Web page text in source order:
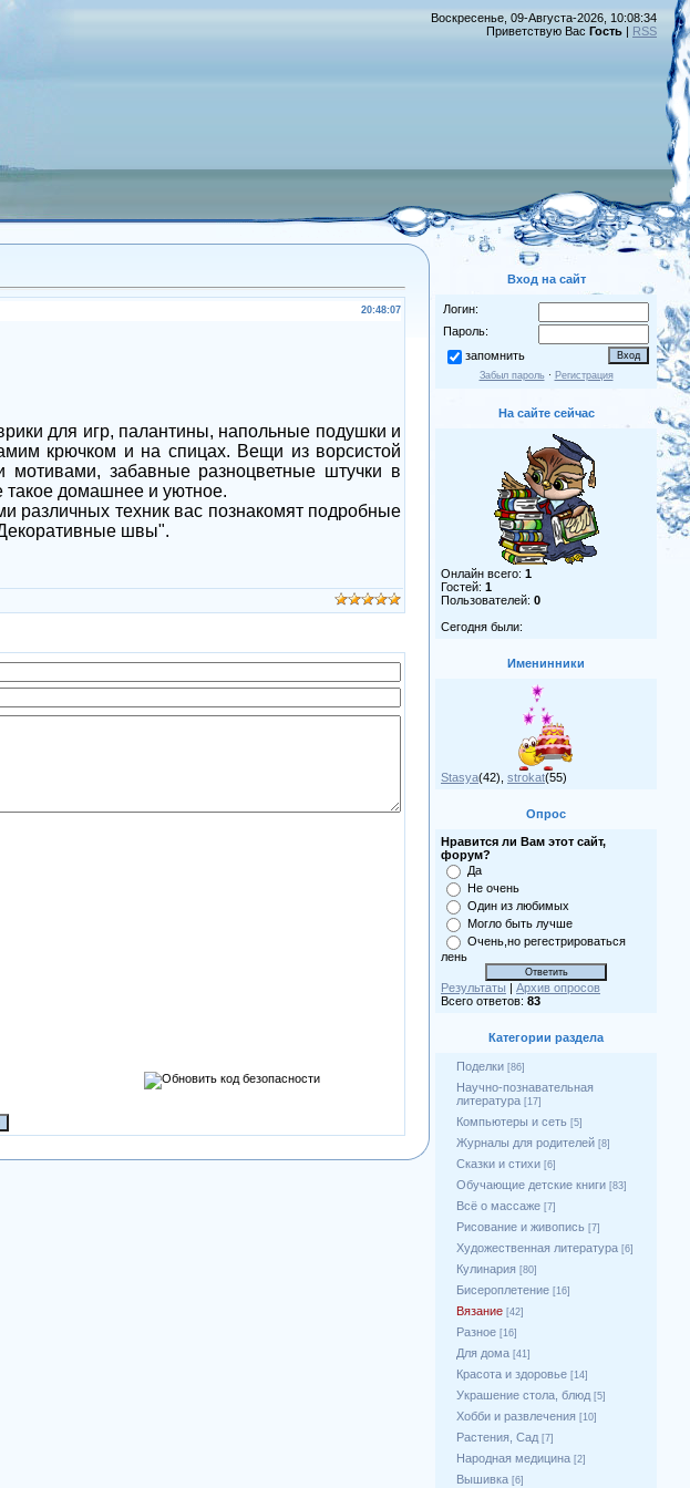
Воскресенье, 09-Августа-2026, 10:08:34
Приветствую Вас Гость | RSS
20:48:07
для игр, палантины, напольные подушки и
крючком и на спицах. Вещи из ворсистой
мотивами, забавные разноцветные штучки в
такое домашнее и уютное.
различных техник вас познакомят подробные
швы".
Вход на сайт
Логин:
Пароль:
запомнить
Забыл пароль· Регистрация
На сайте сейчас
Онлайн всего: 1
Гостей: 1
Пользователей: 0
Сегодня были:
Именинники
Stasya(42) strokat(55)
Опрос
Нравится ли Вам этот сайт,
форум?
Да
Не очень
Один из любимых
Могло быть лучше
Очень,но регестрироваться
лень
Результаты | Архив опросов
Всего ответов: 83
Категории раздела
Поделки [86]
Научно-познавательная
литература [17]
Компьютеры и сеть [5]
Журналы для родителей [8]
Сказки и стихи [6]
Обучающие детские книги [83]
Всё о массаже [7]
Рисование и живопись [7]
Художественная литература [6]
Кулинария [80]
Бисероплетение [16]
Вязание [42]
Разное [16]
Для дома [41]
Красота и здоровье [14]
Украшение стола, блюд [5]
Хобби и развлечения [10]
Растения, Сад [7]
Народная медицина [2]
Вышивка [6]